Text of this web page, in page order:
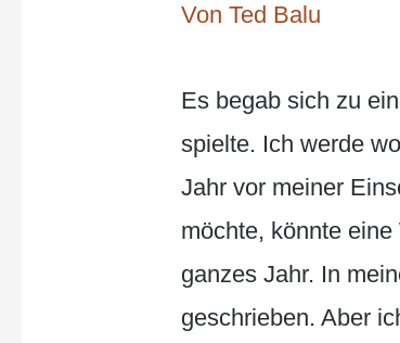
Von Ted Balu
Es begab sich zu
spielte. Ich werde
Jahr vor meiner
möchte, könnte
ganzes Jahr. In
geschrieben. Aber